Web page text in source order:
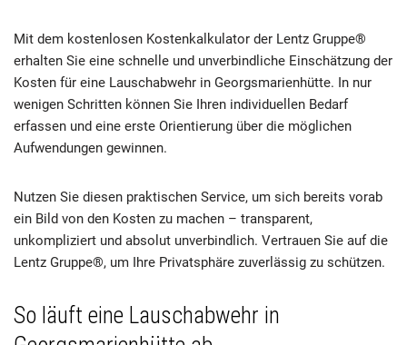
Mit dem kostenlosen Kostenkalkulator der Lentz Gruppe®
erhalten Sie eine schnelle und unverbindliche Einschätzung der
Kosten für eine Lauschabwehr in Georgsmarienhütte. In nur
wenigen Schritten können Sie Ihren individuellen Bedarf
erfassen und eine erste Orientierung über die möglichen
Aufwendungen gewinnen.
Nutzen Sie diesen praktischen Service, um sich bereits vorab
ein Bild von den Kosten zu machen – transparent,
unkompliziert und absolut unverbindlich. Vertrauen Sie auf die
Lentz Gruppe®, um Ihre Privatsphäre zuverlässig zu schützen.
So läuft eine Lauschabwehr in